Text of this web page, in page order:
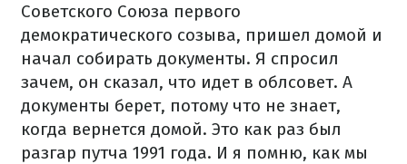
Советского Союза первого
демократического созыва, пришел домой и
начал собирать документы. Я спросил
зачем, он сказал, что идет в облсовет. А
документы берет, потому что не знает,
когда вернется домой. Это как раз был
разгар путча 1991 года. И я помню, как мы